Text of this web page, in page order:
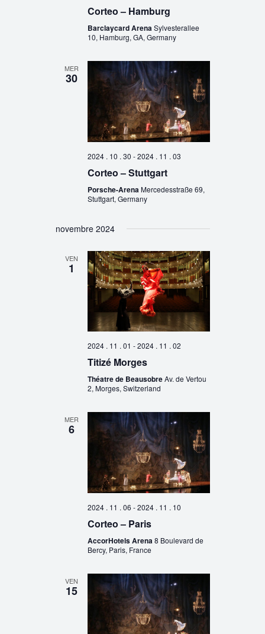
Corteo – Hamburg
Barclaycard ArenaSylvesterallee
10, Hamburg, GA, Germany
MER
30
2024 . 10 . 30 -2024 . 11 . 03
Corteo – Stuttgart
Porsche-ArenaMercedesstraße 69,
Stuttgart, Germany
novembre 2024
VEN
1
2024 . 11 . 01 -2024 . 11 . 02
Titizé Morges
Théatre de BeausobreAv. de Vertou
2, Morges, Switzerland
MER
6
2024 . 11 . 06 -2024 . 11 . 10
Corteo – Paris
AccorHotels Arena8 Boulevard de
Bercy, Paris, France
VEN
15